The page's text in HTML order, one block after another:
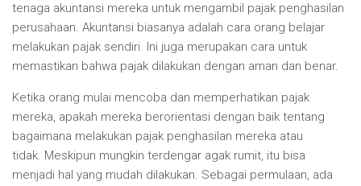
tenaga akuntansi mereka untuk mengambil pajak penghasilan
perusahaan. Akuntansi biasanya adalah cara orang belajar
melakukan pajak sendiri. Ini juga merupakan cara untuk
memastikan bahwa pajak dilakukan dengan aman dan benar.
Ketika orang mulai mencoba dan memperhatikan pajak
mereka, apakah mereka berorientasi dengan baik tentang
bagaimana melakukan pajak penghasilan mereka atau
tidak. Meskipun mungkin terdengar agak rumit, itu bisa
menjadi hal yang mudah dilakukan. Sebagai permulaan, ada